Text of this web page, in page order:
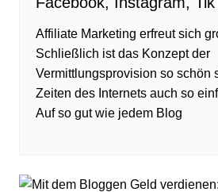
Affiliate Marketing erfreut sich
Schließlich ist das Konzept der
Vermittlungsprovision so schön
Zeiten des Internets auch so
Auf so gut wie jedem Blog